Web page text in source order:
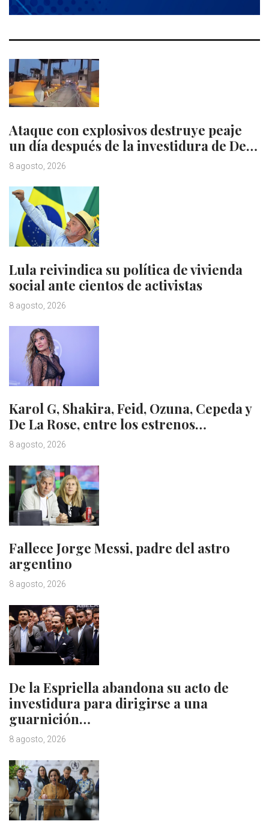
Ataque con explosivos destruye peaje
un día después de la investidura de De…
8 agosto, 2026
Lula reivindica su política de vivienda
social ante cientos de activistas
8 agosto, 2026
Karol G, Shakira, Feid, Ozuna, Cepeda y
De La Rose, entre los estrenos…
8 agosto, 2026
Fallece Jorge Messi, padre del astro
argentino
8 agosto, 2026
De la Espriella abandona su acto de
investidura para dirigirse a una
guarnición…
8 agosto, 2026